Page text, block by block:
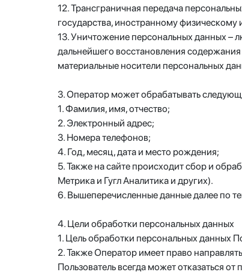
12. Трансграничная передача
государства, иностранному
13. Уничтожение персональных данных –
дальнейшего восстановления
материальные носители персональных
3. Оператор может обрабатывать
1. Фамилия, имя, отчество;
2. Электронный адрес;
3. Номера телефонов;
4. Год, месяц, дата и место рождения;
5. Также на сайте происходит сбор и
Метрика и Гугл Аналитика и других).
6. Вышеперечисленные данные далее по
4. Цели обработки персональных данных
1. Цель обработки персональных данных
2. Также Оператор имеет право
Пользователь всегда может отказаться